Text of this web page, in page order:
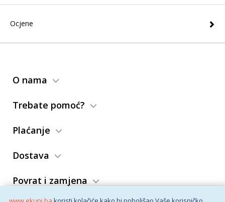
Ocjene
O nama
Trebate pomoć?
Plaćanje
Dostava
Povrat i zamjena